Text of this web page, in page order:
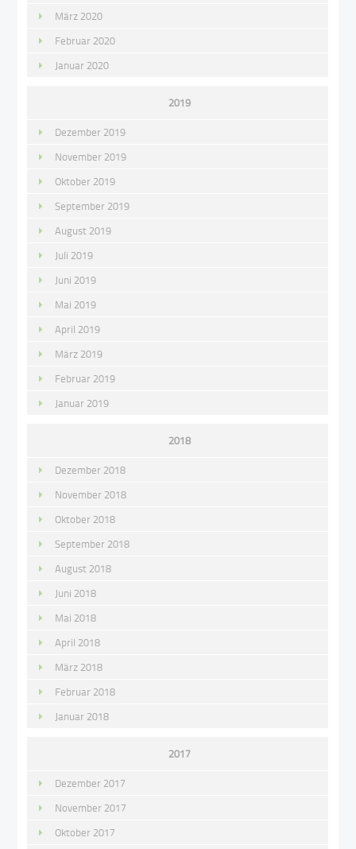
März 2020
Februar 2020
Januar 2020
2019
Dezember 2019
November 2019
Oktober 2019
September 2019
August 2019
Juli 2019
Juni 2019
Mai 2019
April 2019
März 2019
Februar 2019
Januar 2019
2018
Dezember 2018
November 2018
Oktober 2018
September 2018
August 2018
Juni 2018
Mai 2018
April 2018
März 2018
Februar 2018
Januar 2018
2017
Dezember 2017
November 2017
Oktober 2017